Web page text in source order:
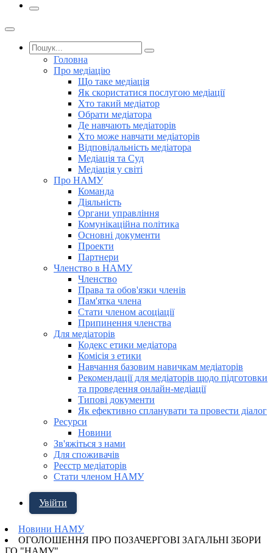
Головна
Про медіацію
Що таке медіація
Як скористатися послугою медіації
Хто такий медіатор
Обрати медіатора
Де навчають медіаторів
Хто може навчати медіаторів
Відповідальність медіатора
Медіація та Суд
Медіація у світі
Про НАМУ
Команда
Діяльність
Органи управління
Комунікаційна політика
Основні документи
Проекти
Партнери
Членство в НАМУ
Членство
Права та обов'язки членів
Пам'ятка члена
Стати членом асоціації
Припинення членства
Для медіаторів
Кодекс етики медіатора
Комісія з етики
Навчання базовим навичкам медіаторів
Рекомендації для медіаторів щодо підготовки
та проведення онлайн-медіації
Типові документи
Як ефективно спланувати та провести діалог
Ресурси
Новини
Зв'яжіться з нами
Для споживачів
Реєстр медіаторів
Стати членом НАМУ
Увійти
Новини НАМУ
ОГОЛОШЕННЯ ПРО ПОЗАЧЕРГОВІ ЗАГАЛЬНІ ЗБОРИ
ГО "НАМУ"